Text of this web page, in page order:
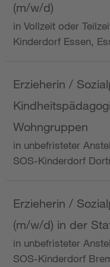
(m/w/d)
in Vollzeit oder
Kinderdorf Essen,
Erzieherin /
Wohngruppen
in unbefristeter
SOS-Kinderdorf
Erzieherin /
(m/w/d) in der
in unbefristeter
SOS-Kinderdorf